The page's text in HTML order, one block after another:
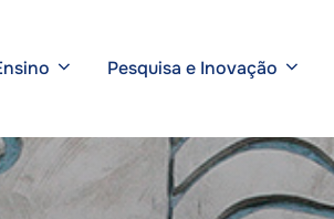
Pesquisa e Inovação